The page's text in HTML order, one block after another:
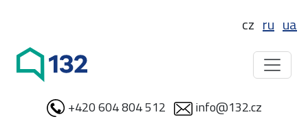
cz ru ua
+420 604 804 512 info@132.cz